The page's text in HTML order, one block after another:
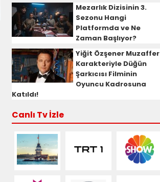
Mezarlık Dizisinin 3.
Sezonu Hangi
Platformda ve Ne
Zaman Başlıyor?
Yiğit Özşener Muzaffer
Karakteriyle Düğün
Şarkıcısı Filminin
Oyuncu Kadrosuna
Katıldı!
Canlı Tv İzle